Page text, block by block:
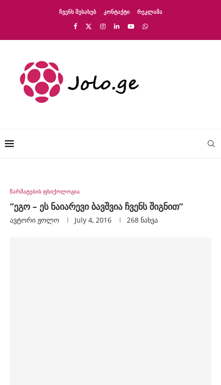
ᲩᲕᲔᲜᲡ ᲨᲔᲡᲐᲮᲔᲑ ᲙᲝᲜᲢᲐᲥᲢᲘ ᲠᲔᲙᲚᲐᲛᲐ
წარმატების ფსიქოლოგია
“ეგო – ეს ნაიარევი ბავშვია ჩვენს შიგნით“
ავტორი Ჟოლო July 4, 2016 268 ნახვა